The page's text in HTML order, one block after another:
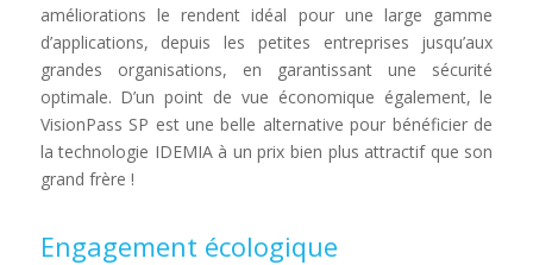
améliorations le rendent idéal pour une large gamme
d’applications, depuis les petites entreprises jusqu’aux
grandes organisations, en garantissant une sécurité
optimale. D’un point de vue économique également, le
VisionPass SP est une belle alternative pour bénéficier de
la technologie IDEMIA à un prix bien plus attractif que son
grand frère !
Engagement écologique